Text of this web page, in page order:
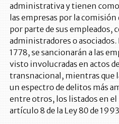
administrativa y tienen
las empresas por la
por parte de sus empleados,
administradores o asociados.
1778, se sancionarán a las
visto involucradas en actos
transnacional, mientras que
un espectro de delitos más
entre otros, los listados en el
artículo 8 de la Ley 80 de